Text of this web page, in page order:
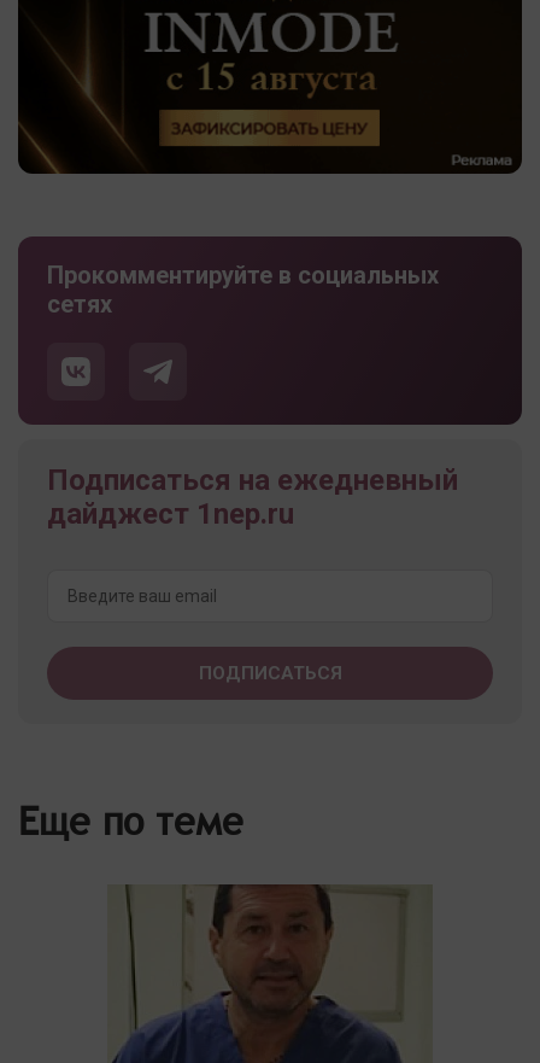
Прокомментируйте в социальных
сетях
Подписаться на ежедневный
дайджест 1nep.ru
Еще по теме